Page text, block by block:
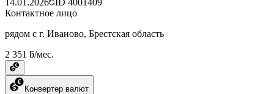
14.01.2026 ID 4001409
Контактное лицо
рядом с г. Иваново, Брестская область
2 351 ƃ/мес.
Конвертер валют